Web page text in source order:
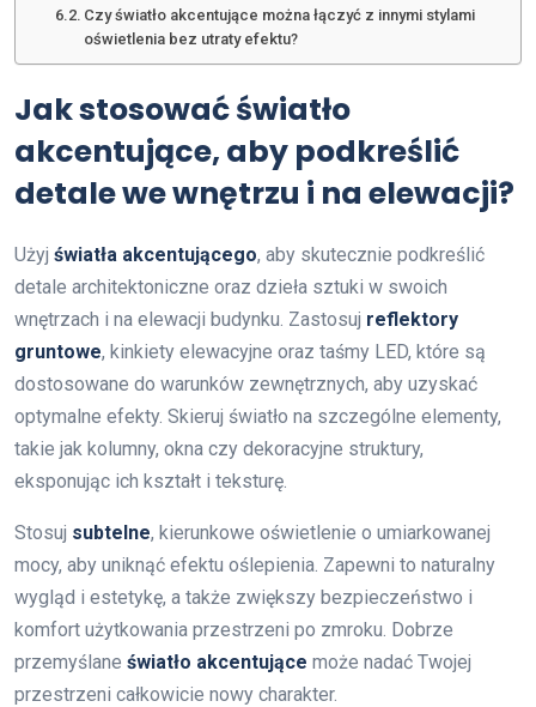
Czy światło akcentujące można łączyć z innymi stylami
oświetlenia bez utraty efektu?
Jak stosować światło
akcentujące, aby podkreślić
detale we wnętrzu i na elewacji?
Użyj światła akcentującego, aby skutecznie podkreślić
detale architektoniczne oraz dzieła sztuki w swoich
wnętrzach i na elewacji budynku. Zastosuj reflektory
gruntowe, kinkiety elewacyjne oraz taśmy LED, które są
dostosowane do warunków zewnętrznych, aby uzyskać
optymalne efekty. Skieruj światło na szczególne elementy,
takie jak kolumny, okna czy dekoracyjne struktury,
eksponując ich kształt i teksturę.
Stosuj subtelne, kierunkowe oświetlenie o umiarkowanej
mocy, aby uniknąć efektu oślepienia. Zapewni to naturalny
wygląd i estetykę, a także zwiększy bezpieczeństwo i
komfort użytkowania przestrzeni po zmroku. Dobrze
przemyślane światło akcentujące może nadać Twojej
przestrzeni całkowicie nowy charakter.